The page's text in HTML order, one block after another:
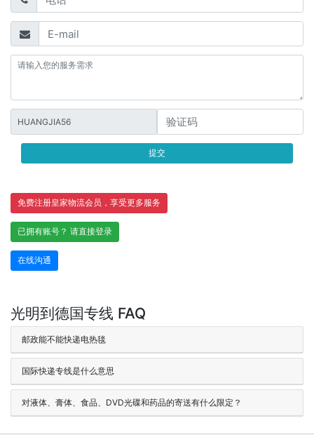
HUANGJIA56
提交
免费注册皇家物流会员，享受更多服务
已拥有账号？ 请直接登录
在线沟通
光明到德国专线 FAQ
邮政能不能快递电热毯
国际快递专线是什么意思
对液体、膏体、食品、DVD光碟和药品的寄送有什么限定？